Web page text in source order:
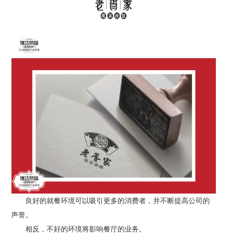
良好的就餐环境可以吸引更多的消费者，并不断提高公司的
声誉。
相反，不好的环境将影响餐厅的业务。